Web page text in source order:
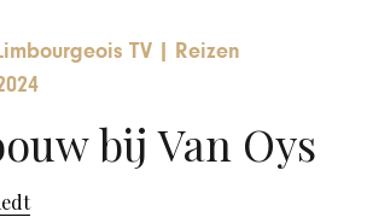
TV
Reizen
bij Van Oys